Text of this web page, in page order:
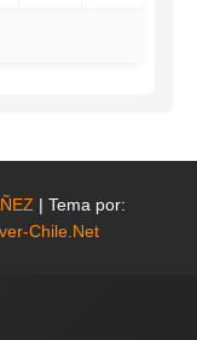
| Tema por:
Chile.Net